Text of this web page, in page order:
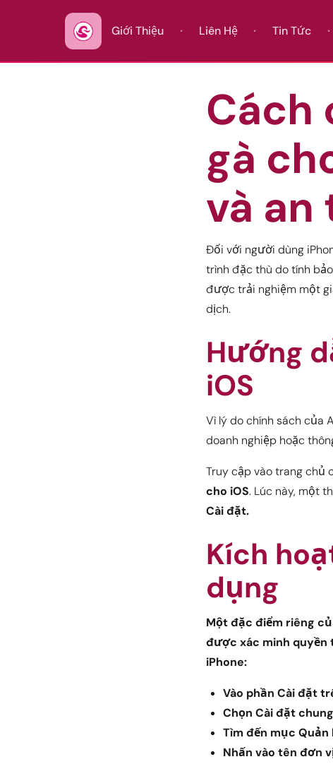
Giới Thiệu Liên Hệ Tin Tức
Cách
gà
và an
Đối với người dùng
trình đặc thù do tính
được trải nghiệm một
dịch.
Hướng
iOS
Vì lý do chính sách của
doanh nghiệp hoặc
Truy cập vào trang chủ
cho iOS. Lúc này, một
Cài đặt.
Kích
dụng
Một đặc điểm riêng
được xác minh quyền
iPhone:
Vào phần Cài đặt
Chọn Cài đặt chung
Tìm đến mục Quản
Nhấn vào tên đơn